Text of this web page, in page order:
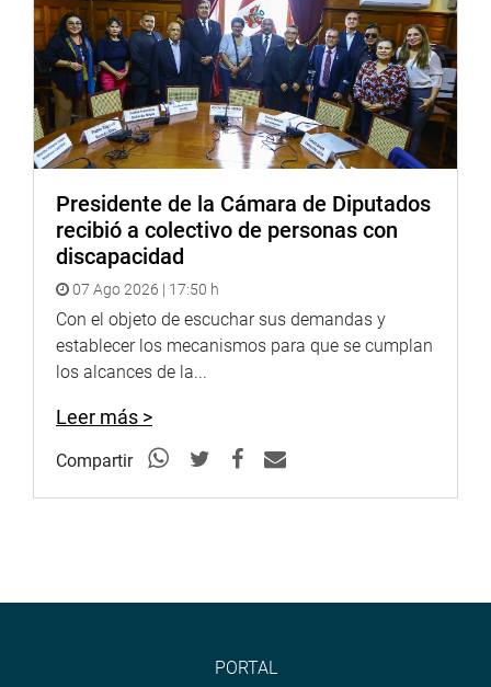
Presidente de la Cámara de Diputados
recibió a colectivo de personas con
discapacidad
07 Ago 2026 | 17:50 h
Con el objeto de escuchar sus demandas y
establecer los mecanismos para que se cumplan
los alcances de la...
Leer más >
Compartir
PORTAL